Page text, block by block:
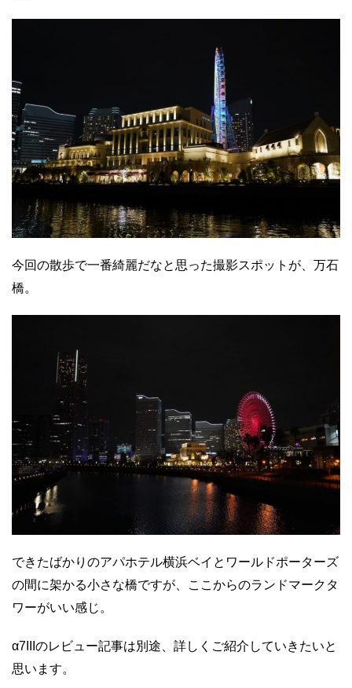
今回の散歩で一番綺麗だなと思った撮影スポットが、万石
橋。
できたばかりのアパホテル横浜ベイとワールドポーターズ
の間に架かる小さな橋ですが、ここからのランドマークタ
ワーがいい感じ。
α7IIIのレビュー記事は別途、詳しくご紹介していきたいと
思います。